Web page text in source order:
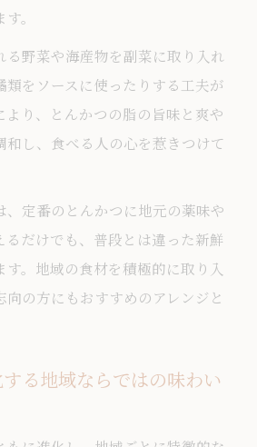
も満足の新提案とんかつ体験
生まれるとんかつ新定番を紹
る新感覚とんかつ体験
旨味を活かしたとんかつアレ
んかつで味わう贅沢な体験談
かつでアグー豚が選ばれる理
用とんかつの柔らかさと甘み
。
る野菜や海産物を副菜に取り入れ
類をソースに使ったりする工夫が
より、とんかつの脂の旨味と爽や
和し、食べる人の心を惹きつけて
、定番のとんかつに地元の薬味や
るだけでも、普段とは違った新鮮
す。地域の食材を積極的に取り入
の方にもおすすめのアレンジと
る地域ならではの味わい